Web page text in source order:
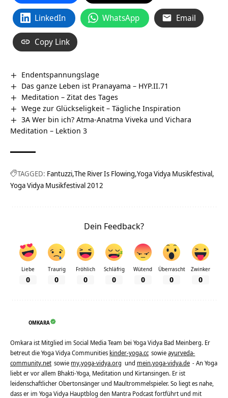
LinkedIn WhatsApp Email
Copy Link
Endentspannungslage
Das ganze Leben ist Pranayama – HYP.II.71
Meditation – Zitat des Tages
Wege zur Glückseligkeit – Tägliche Inspiration
3A Wer bin ich? Atma-Anatma Viveka und Vichara
Meditation – Lektion 3
TAGGED: Fantuzzi The River Is Flowing Yoga Vidya Musikfestival
Yoga Vidya Musikfestival 2012
Dein Feedback?
Liebe
0
Traurig
0
Fröhlich
0
Schläfrig
0
Wütend
0
Überrascht
0
Zwinker
0
OMKARA
Omkara ist Mitglied im Social Media Team bei Yoga Vidya Bad Meinberg. Er
betreut die Yoga Vidya Communities kinder-yoga.cc sowieayurveda-
community.net sowie my.yoga-vidya.org und mein.yoga-vidya.de - An Yoga
liebt er vor allem Bhakti-Yoga, Meditation und Kirtansingen. Er ist
leidenschaftlicher Obertonsänger und Maultrommelspieler. So liegt es nahe,
dass er im Yoga Vidya Hauptblog den Mantra Podcast fortführt und mit